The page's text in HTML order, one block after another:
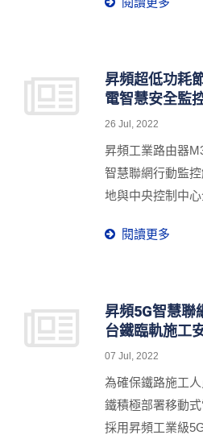
LTE路由器M330-
等，24小時偵測
事故發生，同時
管理成本，妥善運
昇頻超低功耗
電智慧安全監
26 Jul, 2022
昇頻工業路由器
智慧聯網行動監
地與中央控制中
電廠維修人員的施
閱讀更多
昇頻5G智慧聯
台鐵臨軌施工
07 Jul, 2022
為確保鐵路施工
鐵積極部署移動
採用昇頻工業級